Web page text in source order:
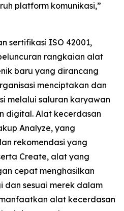
platform komunikasi,”
sertifikasi ISO 42001,
rangkaian alat
baru yang dirancang
menciptakan dan
melalui saluran karyawan
digital. Alat kecerdasan
Analyze, yang
rekomendasi yang
Create, alat yang
cepat menghasilkan
dan sesuai merek dalam
alat kecerdasan